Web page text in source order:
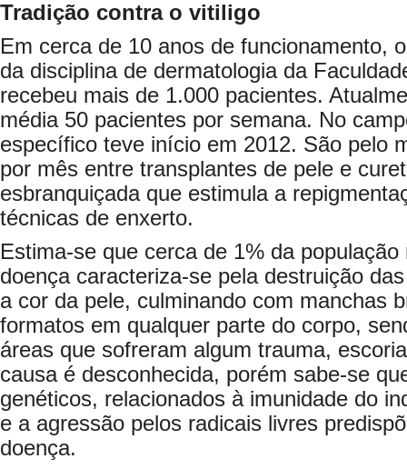
Tradição contra o vitiligo
Em cerca de 10 anos de funcionamento,
da disciplina de dermatologia da
recebeu mais de 1.000 pacientes.
média 50 pacientes por semana. No
específico teve início em 2012. São pelo
por mês entre transplantes de pele e
esbranquiçada que estimula a
técnicas de enxerto.
Estima-se que cerca de 1% da
doença caracteriza-se pela destruição
a cor da pele, culminando com manchas
formatos em qualquer parte do corpo,
áreas que sofreram algum trauma,
causa é desconhecida, porém sabe-se
genéticos, relacionados à imunidade do
e a agressão pelos radicais livres
doença.